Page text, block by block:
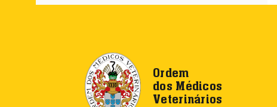
Ordem
dos Médicos
Veterinários